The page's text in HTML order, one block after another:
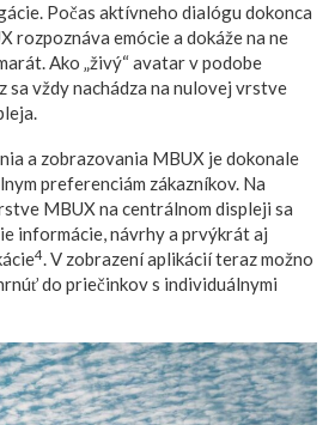
Počas aktívneho dialógu dokonca
rozpoznáva emócie a dokáže na ne
Ako „živý“ avatar v podobe
sa vždy nachádza na nulovej vrstve
a zobrazovania MBUX je dokonale
preferenciám zákazníkov. Na
MBUX na centrálnom displeji sa
informácie, návrhy a prvýkrát aj
4. V zobrazení aplikácií teraz možno
do priečinkov s individuálnymi